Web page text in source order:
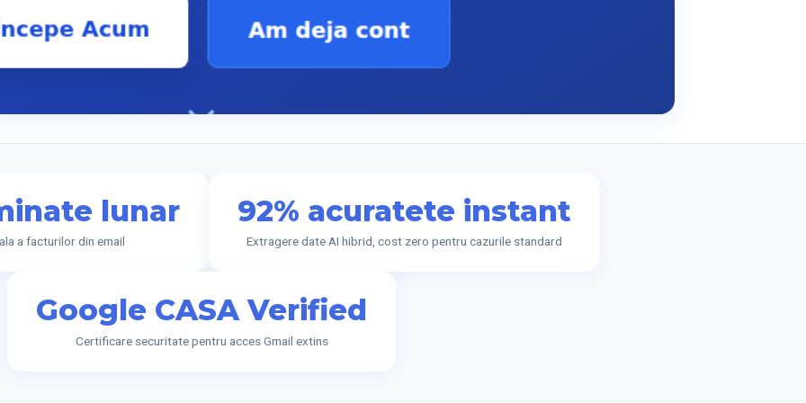
lunar
a facturilor din email
92% acuratete instant
Extragere date AI hibrid, cost zero pentru cazurile standard
Google CASA Verified
Certificare securitate pentru acces Gmail extins